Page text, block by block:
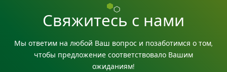
Свяжитесь с нами
Мы ответим на любой Ваш вопрос и позаботимся о том,
чтобы предложение соответствовало Вашим
ожиданиям!